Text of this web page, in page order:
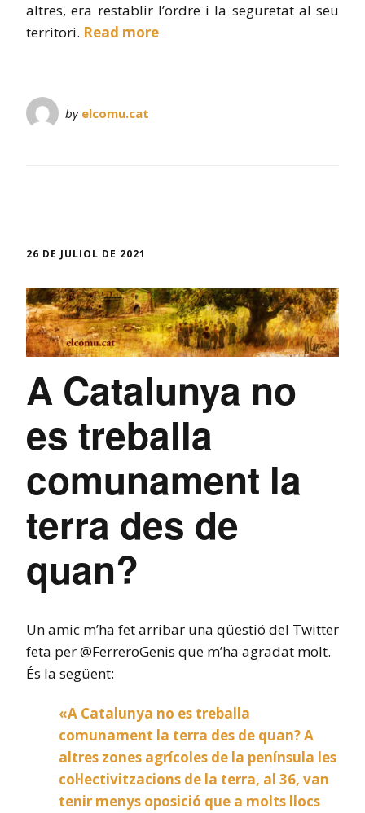
altres, era restablir l’ordre i la seguretat al seu
territori. Read more
by elcomu.cat
26 DE JULIOL DE 2021
A Catalunya no
es treballa
comunament la
terra des de
quan?
Un amic m’ha fet arribar una qüestió del Twitter
feta per @FerreroGenis que m’ha agradat molt.
És la següent:
«A Catalunya no es treballa
comunament la terra des de quan? A
altres zones agrícoles de la península les
col·lectivitzacions de la terra, al 36, van
tenir menys oposició que a molts llocs